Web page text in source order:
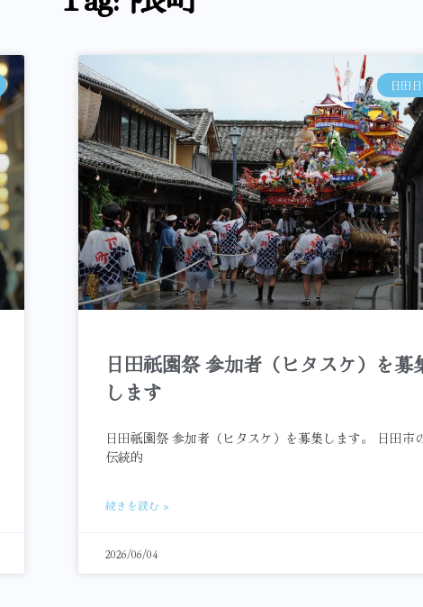
日田
日田祇園祭 参加者（ヒタスケ）を募
します
日田祇園祭 参加者（ヒタスケ）を募集します。 日田市
伝統的
続きを読む »
2026/06/04